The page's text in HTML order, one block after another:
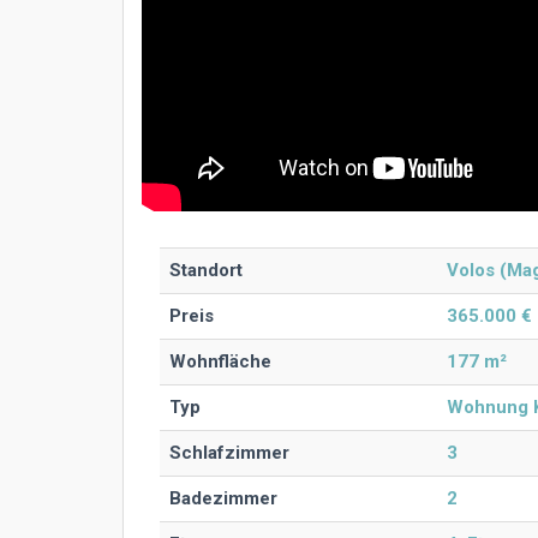
Standort Volos
Preis 365.000 €
Wohnfläche 177 m²
Typ Wohnung
Schlafzimmer 3
Badezimmer 2